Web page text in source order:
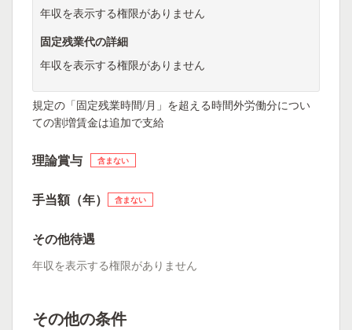
年収を表示する権限がありません
固定残業代の詳細
年収を表示する権限がありません
規定の「固定残業時間/月」を超える時間外労働分につい
ての割増賃金は追加で支給
理論賞与 含まない
手当額（年） 含まない
その他待遇
年収を表示する権限がありません
その他の条件